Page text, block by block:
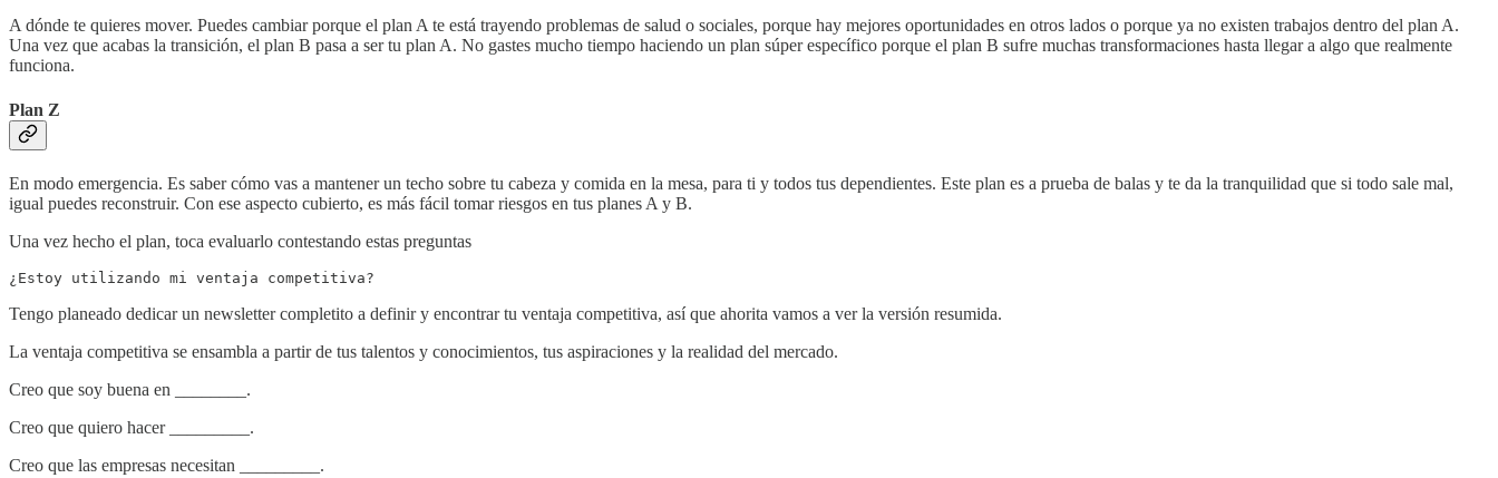
A dónde te quieres mover. Puedes cambiar porque el plan A te está trayendo problemas de salud o sociales, porque hay mejores oportunidades en otros lados o porque ya no existen trabajos dentro del plan A.
Una vez que acabas la transición, el plan B pasa a ser tu plan A. No gastes mucho tiempo haciendo un plan súper específico porque el plan B sufre muchas transformaciones hasta llegar a algo que realmente
funciona.
Plan Z
En modo emergencia. Es saber cómo vas a mantener un techo sobre tu cabeza y comida en la mesa, para ti y todos tus dependientes. Este plan es a prueba de balas y te da la tranquilidad que si todo sale mal,
igual puedes reconstruir. Con ese aspecto cubierto, es más fácil tomar riesgos en tus planes A y B.
Una vez hecho el plan, toca evaluarlo contestando estas preguntas
¿Estoy utilizando mi ventaja competitiva?
Tengo planeado dedicar un newsletter completito a definir y encontrar tu ventaja competitiva, así que ahorita vamos a ver la versión resumida.
La ventaja competitiva se ensambla a partir de tus talentos y conocimientos, tus aspiraciones y la realidad del mercado.
Creo que soy buena en ________.
Creo que quiero hacer _________.
Creo que las empresas necesitan _________.